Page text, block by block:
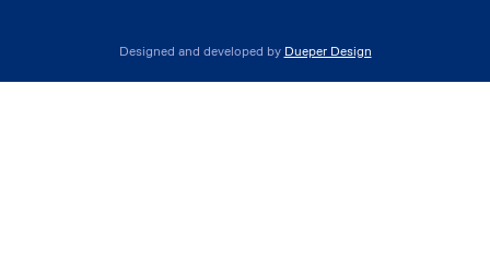
Designed and developed by Dueper Design